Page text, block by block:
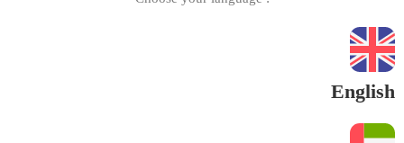
English